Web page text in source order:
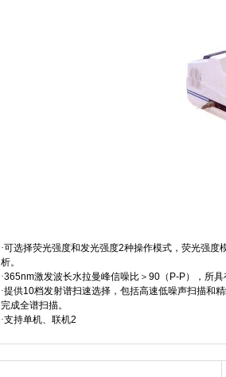
·可选择荧光强度和发光强度2种操作模式，荧光强度
析。
·365nm激发波长水拉曼峰信噪比＞90 （ P-P），所
·提供10档发射谱扫速选择，包括高速低噪声扫描和
完成全谱扫描。
·支持单机、联机2